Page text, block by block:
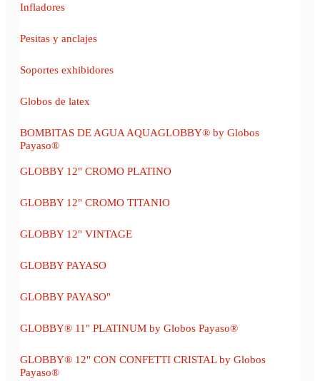
Infladores
Pesitas y anclajes
Soportes exhibidores
Globos de latex
BOMBITAS DE AGUA AQUAGLOBBY® by Globos
Payaso®
GLOBBY 12" CROMO PLATINO
GLOBBY 12" CROMO TITANIO
GLOBBY 12" VINTAGE
GLOBBY PAYASO
GLOBBY PAYASO"
GLOBBY® 11" PLATINUM by Globos Payaso®
GLOBBY® 12" CON CONFETTI CRISTAL by Globos
Payaso®